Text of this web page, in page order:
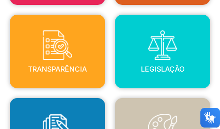
TRANSPARÊNCIA
TRANSPARÊNCIA
LEGISLAÇÃO
LEGISLAÇÃO
EDITAIS LEI PAULO GUSTAVO